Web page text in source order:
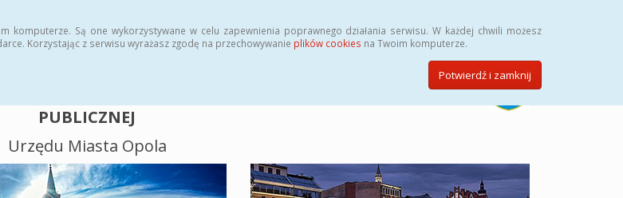
Są one wykorzystywane w celu zapewnienia poprawnego działania serwisu. W każdej chwili możesz
Korzystając z serwisu wyrażasz zgodę na przechowywanie plików cookies na Twoim komputerze.
Potwierdź i zamknij
PUBLICZNEJ
Urzędu Miasta Opola